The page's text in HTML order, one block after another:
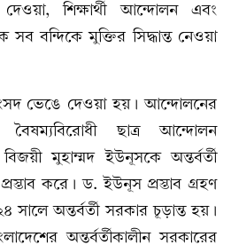
শিক্ষার্থী আন্দোলন এবং
বন্দিকে মুক্তির সিদ্ধান্ত নেওয়া
ভেঙে দেওয়া হয়। আন্দোলনের
বৈষম্যবিরোধী ছাত্র আন্দোলন
মুহাম্মদ ইউনূসকে অন্তর্বর্তী
করে। ড. ইউনূস প্রস্তাব গ্রহণ
অন্তর্বর্তী সরকার চূড়ান্ত হয়।
অন্তর্বর্তীকালীন সরকারের